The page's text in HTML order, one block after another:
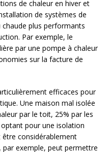
de chaleur en hiver et
de systèmes de
chaude plus performants
Par exemple, le
par une pompe à chaleur
sur la facture de
efficaces pour
Une maison mal isolée
par le toit, 25% par les
pour une isolation
considérablement
par exemple, peut permettre